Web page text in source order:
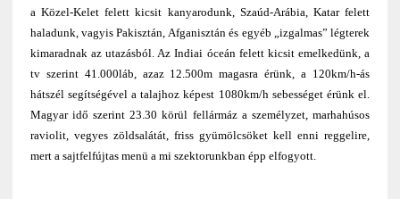
a Közel-Kelet felett kicsit kanyarodunk, Szaúd-Arábia, Katar felett
haladunk, vagyis Pakisztán, Afganisztán és egyéb „izgalmas” légterek
kimaradnak az utazásból. Az Indiai óceán felett kicsit emelkedünk, a
tv szerint 41.000láb, azaz 12.500m magasra érünk, a 120km/h-ás
hátszél segítségével a talajhoz képest 1080km/h sebességet érünk el.
Magyar idő szerint 23.30 körül fellármáz a személyzet, marhahúsos
raviolit, vegyes zöldsalátát, friss gyümölcsöket kell enni reggelire,
mert a sajtfelfújtas menü a mi szektorunkban épp elfogyott.